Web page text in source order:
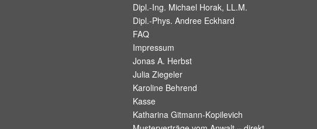
Dipl.-Ing. Michael Horak, LL.M.
Dipl.-Phys. Andree Eckhard
FAQ
Impressum
Jonas A. Herbst
Julia Ziegeler
Karoline Behrend
Kasse
Katharina Gitmann-Kopilevich